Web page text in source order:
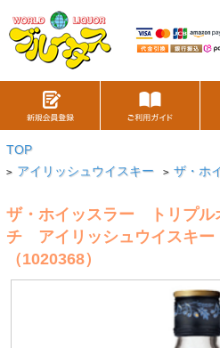
TOP
> アイリッシュウイスキー > ザ・ホ
ザ・ホイッスラー トリプ
チ アイリッシュウイスキー
（1020368）